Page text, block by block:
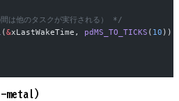
他のタスクが実行される） */
(&xLastWakeTime, pdMS_TO_TICKS ( 10 ));
）